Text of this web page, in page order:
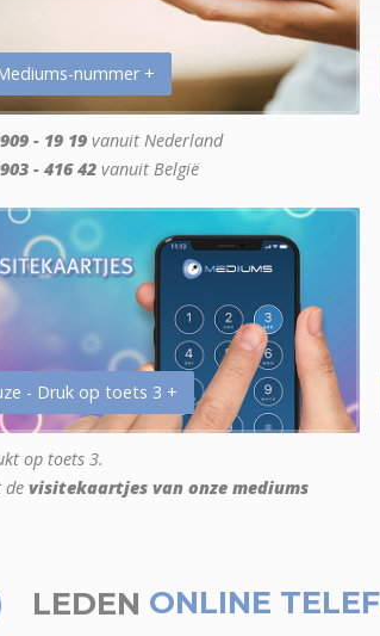
nummer +
- 19 19 vanuit Nederland
- 416 42 vanuit België
- Druk op toets 3 +
op toets 3.
de visitekaartjes van onze mediums
LEDEN ONLINE